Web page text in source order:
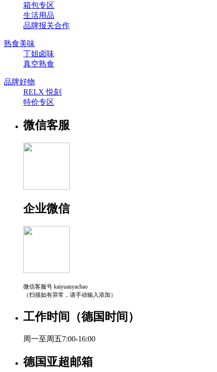
箱包专区
生活用品
品牌报关合作
熟食美味
丁姐卤味
真空熟食
品牌好物
RELX 悦刻
特价专区
微信客服
企业微信
微信客服号 kaiyuanyachao
（扫描如有异常，请手动输入添加）
工作时间（德国时间）
周一至周五7:00-16:00
德国亚超邮箱